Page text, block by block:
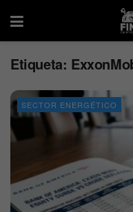
Etiqueta:
SECTOR ENERGÉTICO